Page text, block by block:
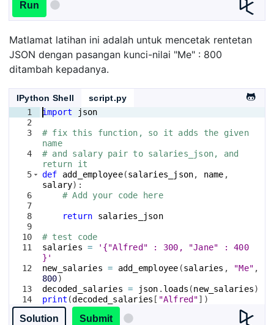
Run
Matlamat latihan ini adalah untuk mencetak rentetan
JSON dengan pasangan kunci-nilai "Me" : 800
ditambah kepadanya.
IPython Shell
script.py
1
2
3
4
5
6
7
8
9
10
11
12
13
14
15
import json
# fix this function, so it adds the given
name
# and salary pair to salaries_json, and
return it
def
add_employee(salaries_json, name ,
salary) :
# Add your code here
return salaries_json
# test code
salaries =
'{"Alfred" : 300, "Jane" : 400
}'
new_salaries = add_employee (salaries , "Me" ,
800)
decoded_salaries = json . loads (new_salaries)
print (decoded_salaries [ "Alfred"])
print
(decoded_salaries
Solution Submit